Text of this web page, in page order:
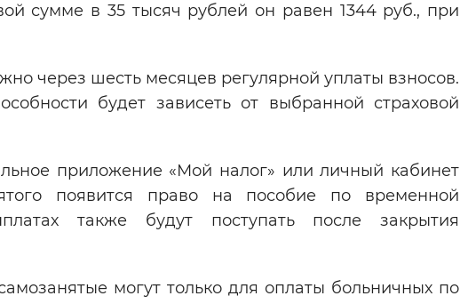
сумме в 35 тысяч рублей он равен 1344 руб., при
через шесть месяцев регулярной уплаты взносов.
будет зависеть от выбранной страховой
приложение «Мой налог» или личный кабинет
появится право на пособие по временной
также будут поступать после закрытия
могут только для оплаты больничных по